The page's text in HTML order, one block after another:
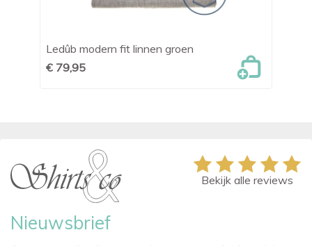
Ledûb modern fit linnen groen
€ 79,95
Nieuwsbrief
Bekijk alle reviews